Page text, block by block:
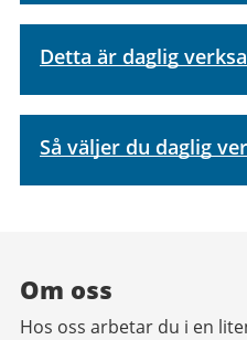
Detta är daglig
Så väljer du daglig
Om oss
Hos oss arbetar du i en